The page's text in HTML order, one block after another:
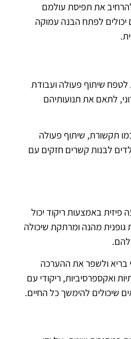
להרחיב את תפיסת עולמם
יכולים לפתח הבנה עמוקה
לטפח שיתוף פעולה ועבודת
לתאם את תנועותיהם
כמו תקשורת, שיתוף פעולה
לבנות קשרים חזקים עם
פיזית באמצעות ריקוד יכול
גופנית מהנה ומרתקת שיכולה
בריא ולשפר את ההערכה
ואקספרסיביות, ריקודי עם
שיכולים להימשך כל החיים.